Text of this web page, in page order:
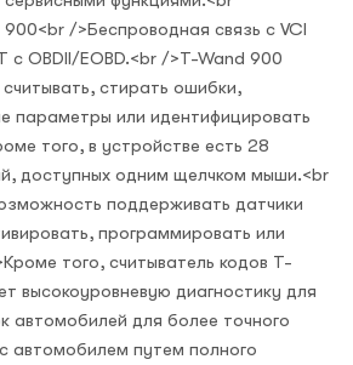
900<br />Беспроводная связь с VCI
с OBDII/EOBD.<br />T-Wand 900
стирать ошибки,
параметры или идентифицировать
того, в устройстве есть 28
доступных одним щелчком мыши.<br
поддерживать датчики
программировать или
того, считыватель кодов T-
высокоуровневую диагностику для
автомобилей для более точного
автомобилем путем полного